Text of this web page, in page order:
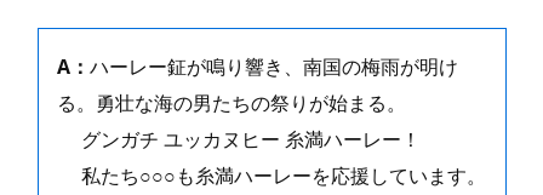
A： ハーレー鉦が鳴り響き、南国の梅雨が明け
る。勇壮な海の男たちの祭りが始まる。
グンガチ ユッカヌヒー 糸満ハーレー！
私たち○○○も糸満ハーレーを応援しています。